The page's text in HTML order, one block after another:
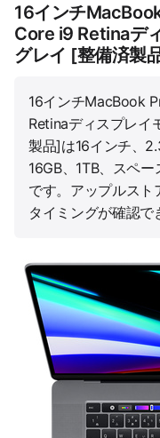
16インチ
Core i9 Retinaデ
グレイ [整備済製
16インチMacBook
Retinaディスプレイ
製品]は16インチ、
16GB、1TB、スペ
です。アップルスト
タイミングが確認で